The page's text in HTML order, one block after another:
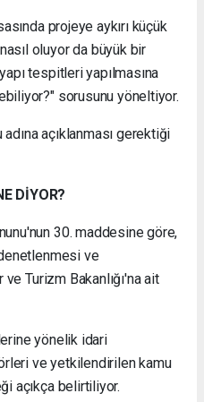
projeye aykırı küçük
oluyor da büyük bir
tespitleri yapılmasına
sorusunu yöneltiyor.
adına açıklanması gerektiği
DİYOR?
30. maddesine göre,
ve
ve Turizm Bakanlığı'na ait
yönelik idari
ve yetkilendirilen kamu
açıkça belirtiliyor.